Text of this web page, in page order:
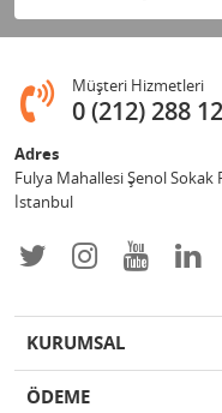
Müşteri Hizmetleri
0 (212) 288
Adres
Fulya Mahallesi Şenol Sokak
İstanbul
KURUMSAL
ÖDEME